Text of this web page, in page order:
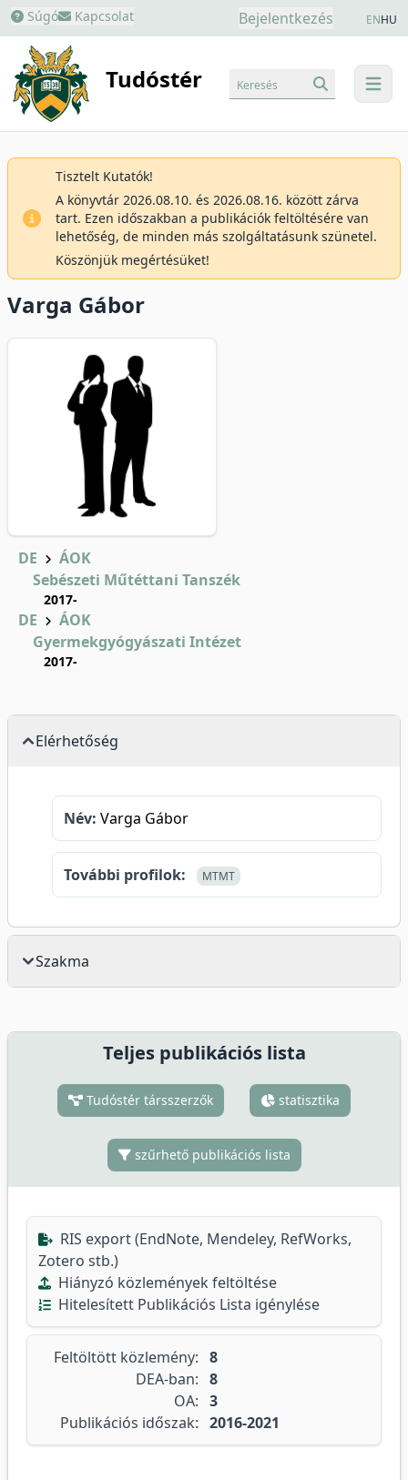
Súgó Kapcsolat Bejelentkezés ENHU
Tudóstér menu
Keresés
Tisztelt Kutatók!
A könyvtár 2026.08.10. és 2026.08.16. között zárva
tart. Ezen időszakban a publikációk feltöltésére van
lehetőség, de minden más szolgáltatásunk szünetel.
Köszönjük megértésüket!
Varga Gábor
DE
ÁOK
Sebészeti Műtéttani Tanszék
2017-
DE
ÁOK
Gyermekgyógyászati Intézet
2017-
Elérhetőség
Név: Varga Gábor
További profilok: MTMT
Szakma
Teljes publikációs lista
Tudóstér társszerzők statisztika
szűrhető publikációs lista
RIS export (EndNote, Mendeley, RefWorks,
Zotero stb.)
Hiányzó közlemények feltöltése
Hitelesített Publikációs Lista igénylése
Feltöltött közlemény: 8
DEA-ban: 8
OA: 3
Publikációs időszak: 2016-2021